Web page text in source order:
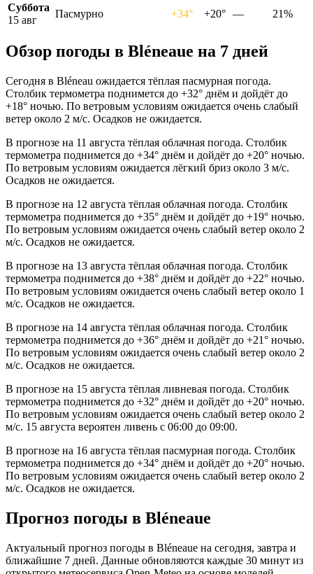
Суббота
15 авг
Пасмурно +34° +20° — 21%
Обзор погоды в Bléneauе на 7 дней
Сегодня в Bléneau ожидается тёплая пасмурная погода.
Столбик термометра поднимется до +32° днём и дойдёт до
+18° ночью. По ветровым условиям ожидается очень слабый
ветер около 2 м/с. Осадков не ожидается.
В прогнозе на 11 августа тёплая облачная погода. Столбик
термометра поднимется до +34° днём и дойдёт до +20° ночью.
По ветровым условиям ожидается лёгкий бриз около 3 м/с.
Осадков не ожидается.
В прогнозе на 12 августа тёплая облачная погода. Столбик
термометра поднимется до +35° днём и дойдёт до +19° ночью.
По ветровым условиям ожидается очень слабый ветер около 2
м/с. Осадков не ожидается.
В прогнозе на 13 августа тёплая облачная погода. Столбик
термометра поднимется до +38° днём и дойдёт до +22° ночью.
По ветровым условиям ожидается очень слабый ветер около 1
м/с. Осадков не ожидается.
В прогнозе на 14 августа тёплая облачная погода. Столбик
термометра поднимется до +36° днём и дойдёт до +21° ночью.
По ветровым условиям ожидается очень слабый ветер около 2
м/с. Осадков не ожидается.
В прогнозе на 15 августа тёплая ливневая погода. Столбик
термометра поднимется до +32° днём и дойдёт до +20° ночью.
По ветровым условиям ожидается очень слабый ветер около 2
м/с. 15 августа вероятен ливень с 06:00 до 09:00.
В прогнозе на 16 августа тёплая пасмурная погода. Столбик
термометра поднимется до +34° днём и дойдёт до +20° ночью.
По ветровым условиям ожидается очень слабый ветер около 2
м/с. Осадков не ожидается.
Прогноз погоды в Bléneauе
Актуальный прогноз погоды в Bléneauе на сегодня, завтра и
ближайшие 7 дней. Данные обновляются каждые 30 минут из